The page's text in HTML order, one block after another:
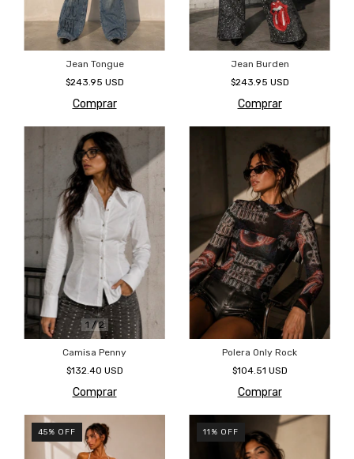
Jean Tongue
$243.95 USD
Comprar
Jean Burden
$243.95 USD
Comprar
1 /2
Camisa Penny
$132.40 USD
Comprar
Polera Only Rock
$104.51 USD
Comprar
45% OFF 11 % OFF